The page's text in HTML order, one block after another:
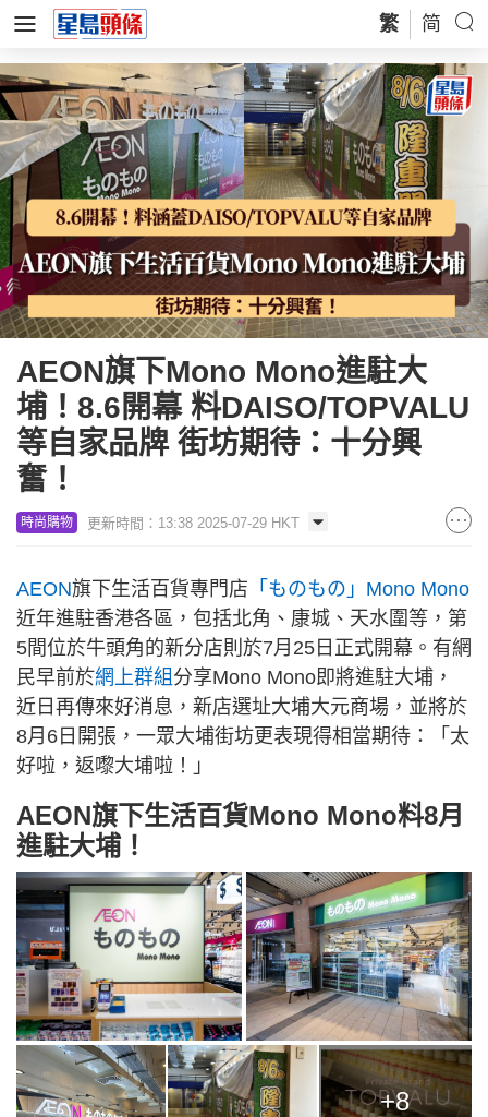
繁 简
AEON旗下Mono Mono進駐大
埔！8.6開幕 料DAISO/TOPVALU
等自家品牌 街坊期待：十分興
奮！
時尚購物 更新時間：13:38 2025-07-29 HKT
AEON旗下生活百貨專門店 「ものもの」Mono Mono
近年進駐香港各區，包括北角、康城、天水圍等，第
5間位於牛頭角的新分店則於7月25日正式開幕。有網
民早前於網上群組 分享Mono Mono即將進駐大埔，
近日再傳來好消息，新店選址大埔大元商場，並將於
8月6日開張，一眾大埔街坊更表現得相當期待：「太
好啦，返嚟大埔啦！」
AEON旗下生活百貨Mono Mono料8月
進駐大埔！
+8